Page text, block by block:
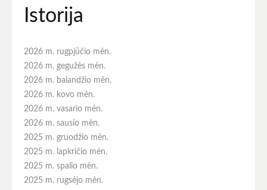
Istorija
2026 m. rugpjūčio mėn.
2026 m. gegužės mėn.
2026 m. balandžio mėn.
2026 m. kovo mėn.
2026 m. vasario mėn.
2026 m. sausio mėn.
2025 m. gruodžio mėn.
2025 m. lapkričio mėn.
2025 m. spalio mėn.
2025 m. rugsėjo mėn.